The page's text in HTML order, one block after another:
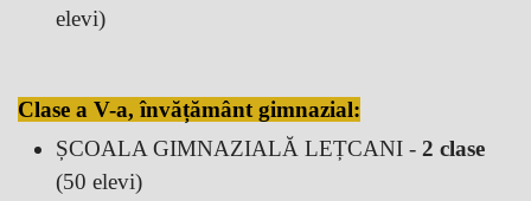
elevi)
Clase a V-a, învățământ gimnazial:
ȘCOALA GIMNAZIALĂ LEȚCANI - 2 clase
(50 elevi)